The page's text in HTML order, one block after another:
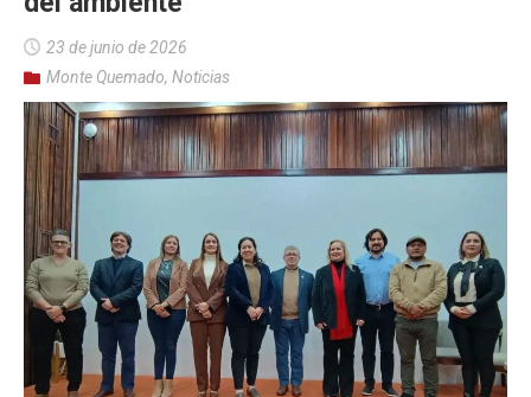
23 de junio de 2026
Monte Quemado, Noticias